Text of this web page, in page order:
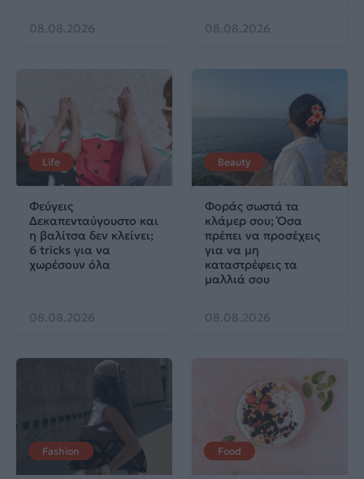
08.08.2026 08.08.2026
Life
Φεύγεις
Δεκαπενταύγουστο και
η βαλίτσα δεν κλείνει;
6 tricks για να
χωρέσουν όλα
08.08.2026
Beauty
Φοράς σωστά τα
κλάμερ σου; Όσα
πρέπει να προσέχεις
για να μη
καταστρέφεις τα
μαλλιά σου
08.08.2026
Fashion Food